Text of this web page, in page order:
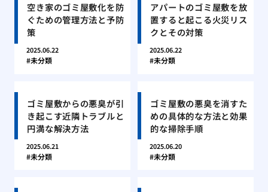
空き家のゴミ屋敷化を防
ぐための管理方法と予防
策
2025.06.22
未分類
アパートのゴミ屋敷を放
置すると起こる火災リス
クとその対策
2025.06.22
未分類
ゴミ屋敷からの悪臭が引
き起こす近隣トラブルと
円満な解決方法
2025.06.21
未分類
ゴミ屋敷の悪臭を消すた
めの具体的な方法と効果
的な掃除手順
2025.06.20
未分類